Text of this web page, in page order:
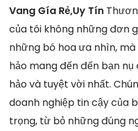
Vang Gía Rẻ,Uy Tín
của tôi không những đơn
những bó hoa ưa nhìn,
hảo mang đến đến bạn
hảo và tuyệt vời nhất.
doanh nghiệp tin cậy của
trọng, từ bỏ những đúng